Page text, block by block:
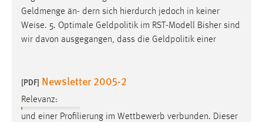
Geldmenge än- dern sich hierdurch jedoch in keiner
Weise. 5. Optimale Geldpolitik im RST-Modell Bisher sind
wir davon ausgegangen, dass die Geldpolitik einer
[PDF] Newsletter 2005-2
Relevanz:
und einer Profilierung im Wettbewerb verbunden. Dieser